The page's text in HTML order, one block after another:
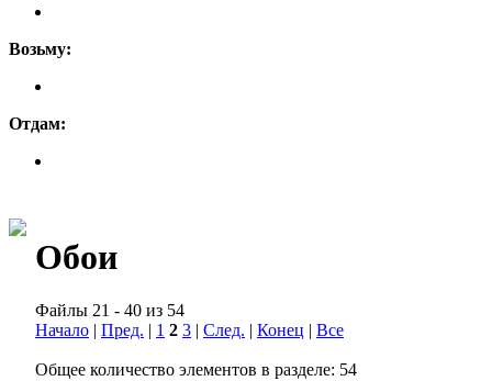
Возьму:
Отдам:
Обои
Файлы 21 - 40 из 54
Начало | Пред. | 1 2 3 | След. | Конец | Все
Общее количество элементов в разделе: 54